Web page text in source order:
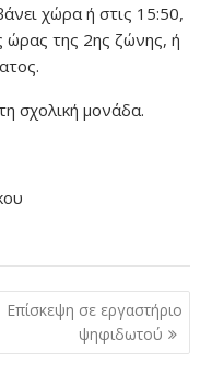
χώρα ή στις 15:50,
ώρας της 2ης ζώνης, ή
σχολική μονάδα.
Επίσκεψη σε εργαστήριο
ψηφιδωτού